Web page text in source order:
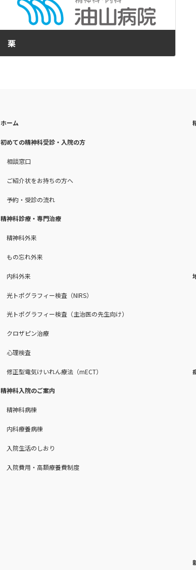
栗
ホーム
初めての精神科受診・入院の方
相談窓口
ご紹介状をお持ちの方へ
予約・受診の流れ
精神科診療・専門治療
精神科外来
もの忘れ外来
内科外来
光トポグラフィー検査（NIRS）
光トポグラフィー検査（主治医の先生向け）
クロザピン治療
心理検査
修正型電気けいれん療法（mECT）
精神科入院のご案内
精神科病棟
内科療養病棟
入院生活のしおり
入院費用・高額療養費制度